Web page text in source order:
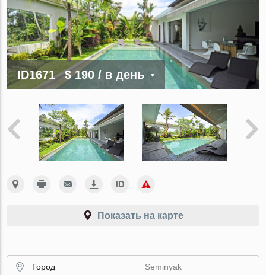
ID1671 $ 190/ в день
Показать на карте
Город
Seminyak